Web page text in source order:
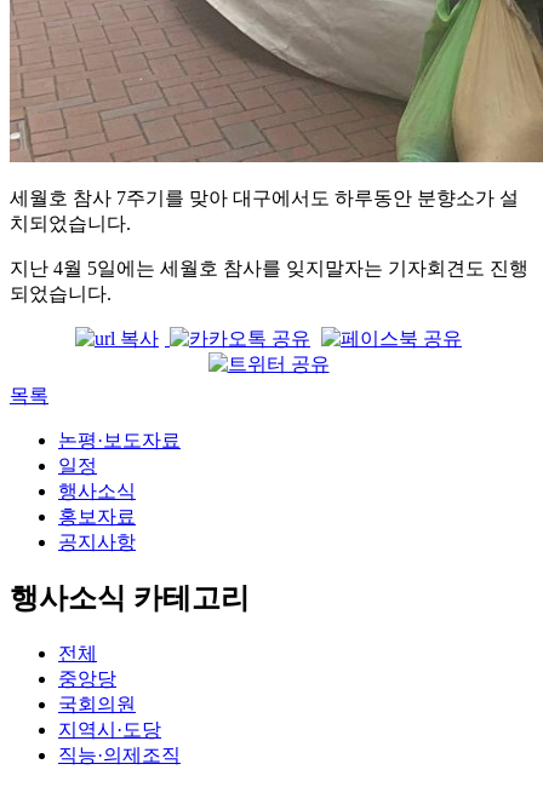
세월호 참사 7주기를 맞아 대구에서도 하루동안 분향소가 설
치되었습니다.
지난 4월 5일에는 세월호 참사를 잊지말자는 기자회견도 진행
되었습니다.
목록
논평·보도자료
일정
행사소식
홍보자료
공지사항
행사소식 카테고리
전체
중앙당
국회의원
지역시·도당
직능·의제조직